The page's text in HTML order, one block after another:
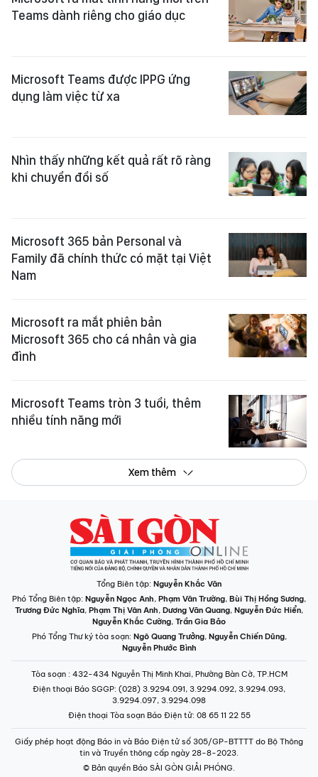
Teams dành riêng cho giáo dục
Microsoft Teams được IPPG ứng
dụng làm việc từ xa
Nhìn thấy những kết quả rất rõ ràng
khi chuyển đổi số
Microsoft 365 bản Personal và
Family đã chính thức có mặt tại Việt
Nam
Microsoft ra mắt phiên bản
Microsoft 365 cho cá nhân và gia
đình
Microsoft Teams tròn 3 tuổi, thêm
nhiều tính năng mới
Xem thêm
Tổng Biên tập: Nguyễn Khắc Văn
Phó Tổng Biên tập: Nguyễn Ngọc Anh, Phạm Văn Trường, Bùi Thị Hồng Sương,
Trương Đức Nghĩa, Phạm Thị Vân Anh, Dương Văn Quang, Nguyễn Đức Hiển,
Nguyễn Khắc Cường, Trần Gia Bảo
Phó Tổng Thư ký tòa soạn: Ngô Quang Trưởng, Nguyễn Chiến Dũng,
Nguyễn Phước Bình
Tòa soạn : 432-434 Nguyễn Thị Minh Khai, Phường Bàn Cờ, TP.HCM
Điện thoại Báo SGGP: (028) 3.9294.091, 3.9294.092, 3.9294.093,
3.9294.097, 3.9294.098
Điện thoại Tòa soạn Báo Điện tử: 08 65 11 22 55
Giấy phép hoạt động Báo in và Báo Điện tử số 305/GP-BTTTT do Bộ Thông
tin và Truyền thông cấp ngày 28-8-2023.
© Bản quyền Báo SÀI GÒN GIẢI PHÓNG.